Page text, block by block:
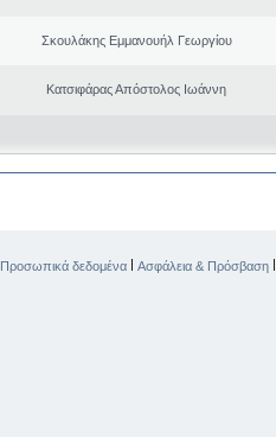
Σκουλάκης Εμμανουήλ Γεωργίου
Κατσιφάρας Απόστολος Ιωάννη
Προσωπικά δεδομένα | Ασφάλεια & Πρόσβαση